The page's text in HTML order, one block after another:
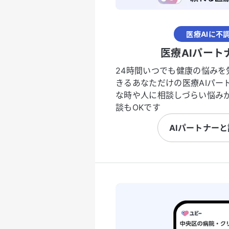
医療AIに不
医療AIパート
24時間いつでも健康の悩み
きるあなただけの医療AIパー
な時や人に相談しづらい悩み
談もOKです
AIパートナー